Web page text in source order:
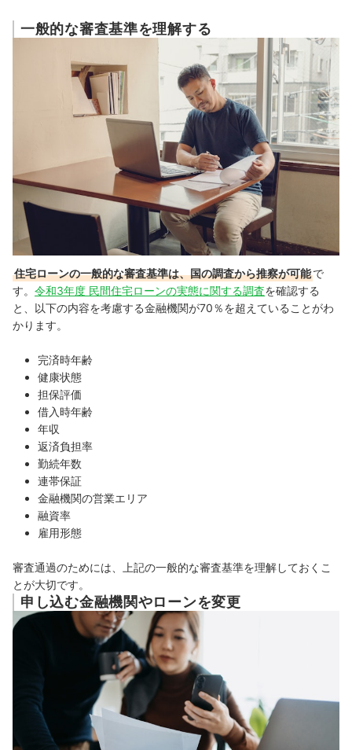
一般的な審査基準を理解する
住宅ローンの一般的な審査基準は、国の調査から推察が可能で
す。 令和3年度 民間住宅ローンの実態に関する調査を確認する
と、以下の内容を考慮する金融機関が70％を超えていることがわ
かります。
完済時年齢
健康状態
担保評価
借入時年齢
年収
返済負担率
勤続年数
連帯保証
金融機関の営業エリア
融資率
雇用形態
審査通過のためには、上記の一般的な審査基準を理解しておくこ
とが大切です。
申し込む金融機関やローンを変更